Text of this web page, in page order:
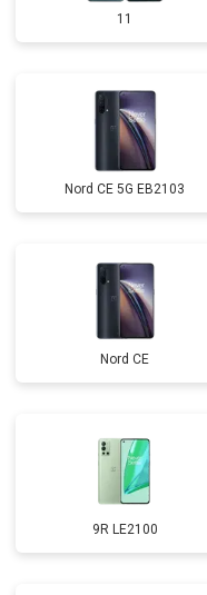
11
Nord CE 5G EB2103
Nord CE
9R LE2100